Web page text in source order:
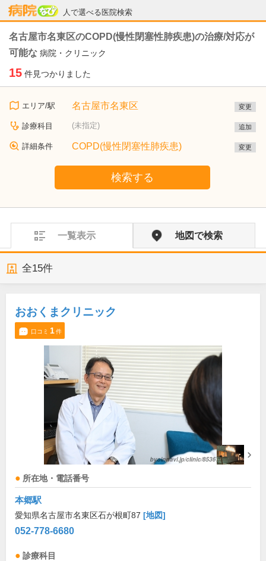
人で選べる医院検索
病院なび
名古屋市名東区のCOPD(慢性閉塞性肺疾患)の治療/対応が
可能な 病院・クリニック
15 件見つかりました
エリア/駅 名古屋市名東区 変更
診療科目 (未指定) 追加
詳細条件 COPD(慢性閉塞性肺疾患) 変更
検索する
一覧表示 地図で検索
全15件
おおくまクリニック
口コミ 1件
所在地・電話番号
本郷駅
愛知県名古屋市名東区石が根町87 [地図]
052-778-6680
診療科目